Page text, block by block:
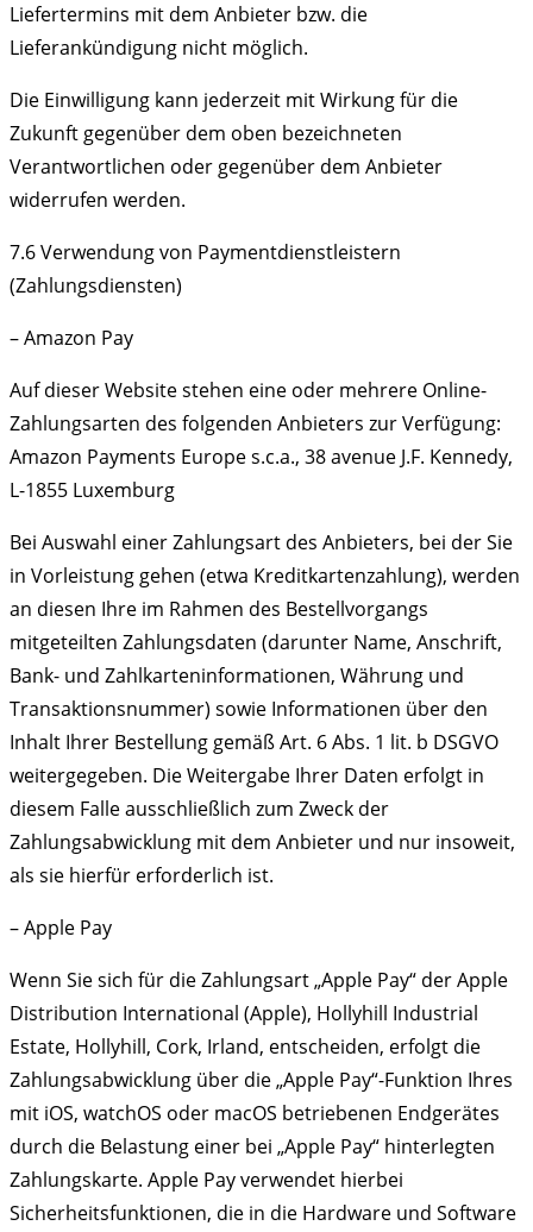
Liefertermins mit dem Anbieter bzw. die
Lieferankündigung nicht möglich.
Die Einwilligung kann jederzeit mit Wirkung für die
Zukunft gegenüber dem oben bezeichneten
Verantwortlichen oder gegenüber dem Anbieter
widerrufen werden.
7.6 Verwendung von Paymentdienstleistern
(Zahlungsdiensten)
– Amazon Pay
Auf dieser Website stehen eine oder mehrere Online-
Zahlungsarten des folgenden Anbieters zur Verfügung:
Amazon Payments Europe s.c.a., 38 avenue J.F. Kennedy,
L-1855 Luxemburg
Bei Auswahl einer Zahlungsart des Anbieters, bei der Sie
in Vorleistung gehen (etwa Kreditkartenzahlung), werden
an diesen Ihre im Rahmen des Bestellvorgangs
mitgeteilten Zahlungsdaten (darunter Name, Anschrift,
Bank- und Zahlkarteninformationen, Währung und
Transaktionsnummer) sowie Informationen über den
Inhalt Ihrer Bestellung gemäß Art. 6 Abs. 1 lit. b DSGVO
weitergegeben. Die Weitergabe Ihrer Daten erfolgt in
diesem Falle ausschließlich zum Zweck der
Zahlungsabwicklung mit dem Anbieter und nur insoweit,
als sie hierfür erforderlich ist.
– Apple Pay
Wenn Sie sich für die Zahlungsart „Apple Pay“ der Apple
Distribution International (Apple), Hollyhill Industrial
Estate, Hollyhill, Cork, Irland, entscheiden, erfolgt die
Zahlungsabwicklung über die „Apple Pay“-Funktion Ihres
mit iOS, watchOS oder macOS betriebenen Endgerätes
durch die Belastung einer bei „Apple Pay“ hinterlegten
Zahlungskarte. Apple Pay verwendet hierbei
Sicherheitsfunktionen, die in die Hardware und Software